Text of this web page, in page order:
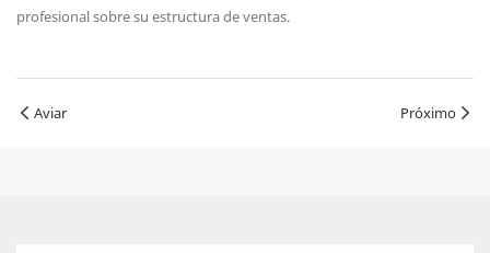
profesional sobre su estructura de ventas.
Aviar Próximo